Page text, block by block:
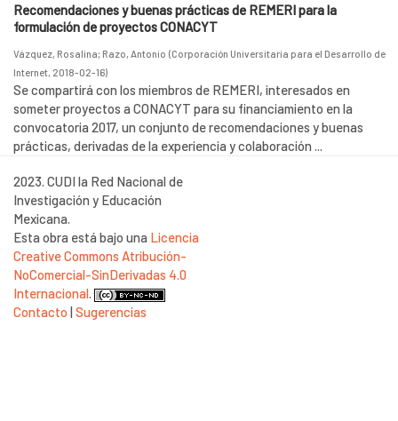
Recomendaciones y buenas prácticas de REMERI para la
formulación de proyectos CONACYT
Vázquez, Rosalina; Razo, Antonio (Corporación Universitaria para el Desarrollo de
Internet, 2018-02-16)
Se compartirá con los miembros de REMERI, interesados en
someter proyectos a CONACYT para su financiamiento en la
convocatoria 2017, un conjunto de recomendaciones y buenas
prácticas, derivadas de la experiencia y colaboración ...
2023. CUDI la Red Nacional de
Investigación y Educación
Mexicana.
Esta obra está bajo una Licencia
Creative Commons Atribución-
NoComercial-SinDerivadas 4.0
Internacional.
Contacto |Sugerencias